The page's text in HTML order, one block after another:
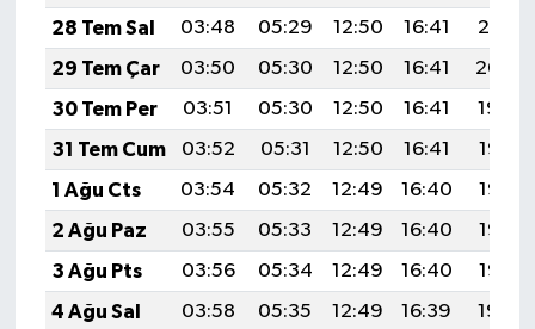
28 Tem Sal
03:48 05:29 12:50 16:41
20:01
29 Tem Çar
03:50 05:30 12:50 16:41
20:00
30 Tem Per
03:51 05:30 12:50 16:41
19:59
31 Tem Cum
03:52 05:31 12:50 16:41
19:58
1 Ağu Cts
03:54 05:32 12:49 16:40
19:57
2 Ağu Paz
03:55 05:33 12:49 16:40
19:56
3 Ağu Pts
03:56 05:34 12:49 16:40
19:55
4 Ağu Sal
03:58 05:35 12:49 16:39
19:54